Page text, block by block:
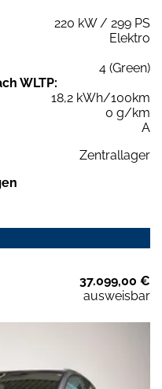
220 kW / 299 PS
Elektro
4 (Green)
WLTP:
18,2 kWh/100km
0 g/km
A
Zentrallager
37.099,00 €
ausweisbar